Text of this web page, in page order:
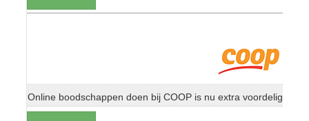
Online boodschappen doen bij COOP is nu extra voordelig